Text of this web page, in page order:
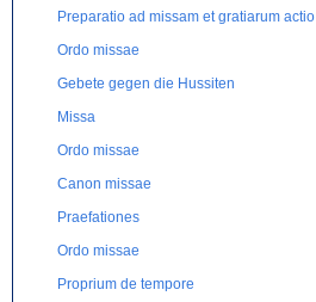
Preparatio ad missam et gratiarum actio
Ordo missae
Gebete gegen die Hussiten
Missa
Ordo missae
Canon missae
Praefationes
Ordo missae
Proprium de tempore